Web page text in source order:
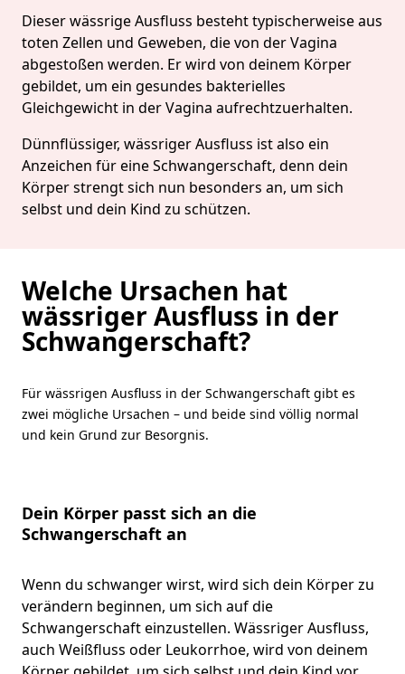
Dieser wässrige Ausfluss besteht typischerweise aus
toten Zellen und Geweben, die von der Vagina
abgestoßen werden. Er wird von deinem Körper
gebildet, um ein gesundes bakterielles
Gleichgewicht in der Vagina aufrechtzuerhalten.
Dünnflüssiger, wässriger Ausfluss ist also ein
Anzeichen für eine Schwangerschaft, denn dein
Körper strengt sich nun besonders an, um sich
selbst und dein Kind zu schützen.
Welche Ursachen hat
wässriger Ausfluss in der
Schwangerschaft?
Für wässrigen Ausfluss in der Schwangerschaft gibt es
zwei mögliche Ursachen – und beide sind völlig normal
und kein Grund zur Besorgnis.
Dein Körper passt sich an die
Schwangerschaft an
Wenn du schwanger wirst, wird sich dein Körper zu
verändern beginnen, um sich auf die
Schwangerschaft einzustellen. Wässriger Ausfluss,
auch Weißfluss oder Leukorrhoe, wird von deinem